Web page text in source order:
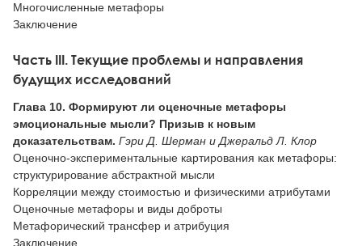
Многочисленные метафоры
Заключение
Часть III. Текущие проблемы и направления
будущих исследований
Глава 10. Формируют ли оценочные метафоры
эмоциональные мысли? Призыв к новым
доказательствам. Гэри Д. Шерман и Джеральд Л. Клор
Оценочно-экспериментальные картирования как метафоры:
структурирование абстрактной мысли
Корреляции между стоимостью и физическими атрибутами
Оценочные метафоры и виды доброты
Метафорический трансфер и атрибуция
Заключение